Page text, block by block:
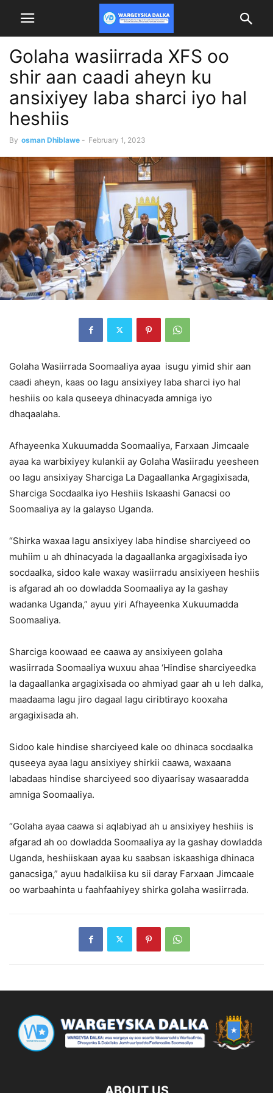
Golaha wasiirrada XFS oo
shir aan caadi aheyn ku
ansixiyey laba sharci iyo hal
heshiis
By osman Dhiblawe - February 1, 2023
Golaha Wasiirrada Soomaaliya ayaa isugu yimid shir aan
caadi aheyn, kaas oo lagu ansixiyey laba sharci iyo hal
heshiis oo kala quseeya dhinacyada amniga iyo
dhaqaalaha.
Afhayeenka Xukuumadda Soomaaliya, Farxaan Jimcaale
ayaa ka warbixiyey kulankii ay Golaha Wasiiradu yeesheen
oo lagu ansixiyay Sharciga La Dagaallanka Argagixisada,
Sharciga Socdaalka iyo Heshiis Iskaashi Ganacsi oo
Soomaaliya ay la galayso Uganda.
“Shirka waxaa lagu ansixiyey laba hindise sharciyeed oo
muhiim u ah dhinacyada la dagaallanka argagixisada iyo
socdaalka, sidoo kale waxay wasiirradu ansixiyeen heshiis
is afgarad ah oo dowladda Soomaaliya ay la gashay
wadanka Uganda,” ayuu yiri Afhayeenka Xukuumadda
Soomaaliya.
Sharciga koowaad ee caawa ay ansixiyeen golaha
wasiirrada Soomaaliya wuxuu ahaa ‘Hindise sharciyeedka
la dagaallanka argagixisada oo ahmiyad gaar ah u leh dalka,
maadaama lagu jiro dagaal lagu ciribtirayo kooxaha
argagixisada ah.
Sidoo kale hindise sharciyeed kale oo dhinaca socdaalka
quseeya ayaa lagu ansixiyey shirkii caawa, waxaana
labadaas hindise sharciyeed soo diyaarisay wasaaradda
amniga Soomaaliya.
“Golaha ayaa caawa si aqlabiyad ah u ansixiyey heshiis is
afgarad ah oo dowladda Soomaaliya ay la gashay dowladda
Uganda, heshiiskaan ayaa ku saabsan iskaashiga dhinaca
ganacsiga,” ayuu hadalkiisa ku sii daray Farxaan Jimcaale
oo warbaahinta u faahfaahiyey shirka golaha wasiirrada.